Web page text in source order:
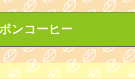
ンコーヒー